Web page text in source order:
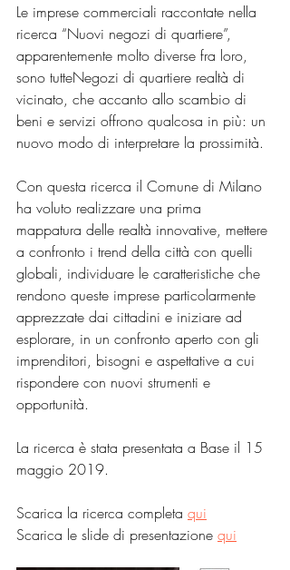
Le imprese commerciali raccontate nella
ricerca “Nuovi negozi di quartiere”,
apparentemente molto diverse fra loro,
sono tutteNegozi di quartiere realtà di
vicinato, che accanto allo scambio di
beni e servizi offrono qualcosa in più: un
nuovo modo di interpretare la prossimità.
Con questa ricerca il Comune di Milano
ha voluto realizzare una prima
mappatura delle realtà innovative, mettere
a confronto i trend della città con quelli
globali, individuare le caratteristiche che
rendono queste imprese particolarmente
apprezzate dai cittadini e iniziare ad
esplorare, in un confronto aperto con gli
imprenditori, bisogni e aspettative a cui
rispondere con nuovi strumenti e
opportunità.
La ricerca è stata presentata a Base il 15
maggio 2019.
Scarica la ricerca completa qui
Scarica le slide di presentazione qui